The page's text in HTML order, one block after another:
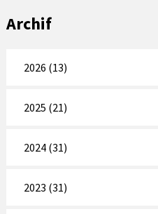
Archif
2026 (13)
2025 (21)
2024 (31)
2023 (31)